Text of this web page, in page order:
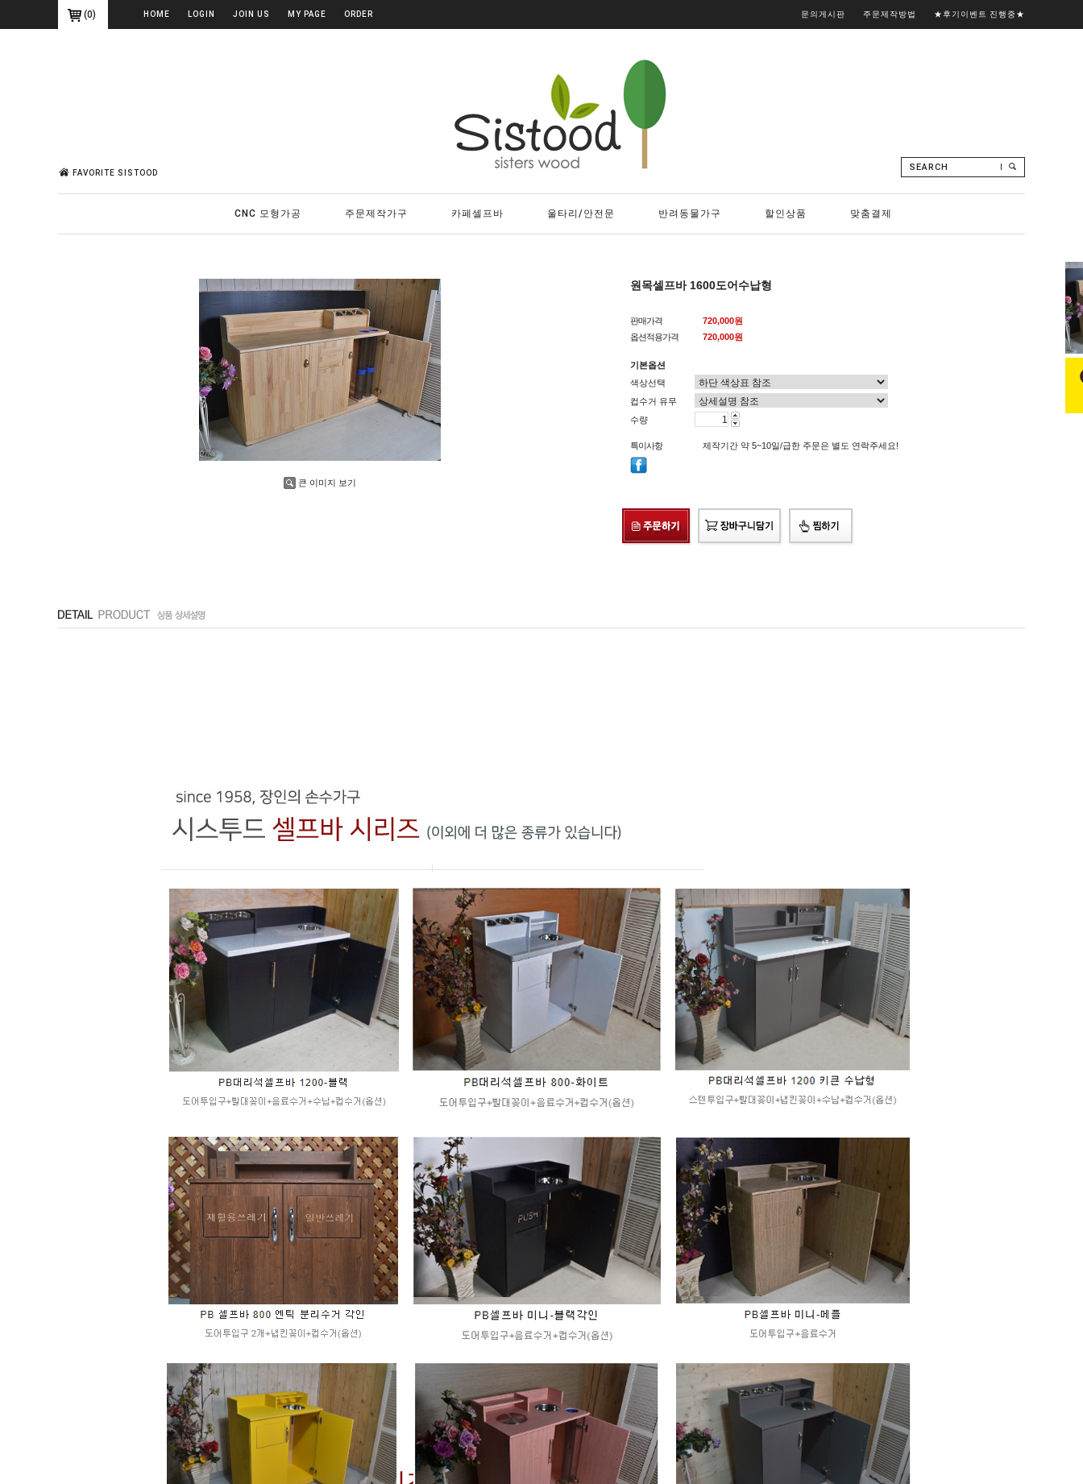
(0) HOME LOGIN JOIN US MY PAGE ORDER 문의게시판 주문제작방법 ★후기이벤트 진행중★
FAVORITE SISTOOD
SEARCH
CNC 모형가공 주문제작가구 카페셀프바 울타리/안전문 반려동물가구 할인상품 맞춤결제
큰 이미지 보기
원목셀프바 1600도어수납형
판매가격
720,000원
옵션적용가격
720,000원
기본옵션
색상선택
컵수거 유무
수량
특이사항 제작기간 약 5~10일/급한 주문은 별도 연락주세요!